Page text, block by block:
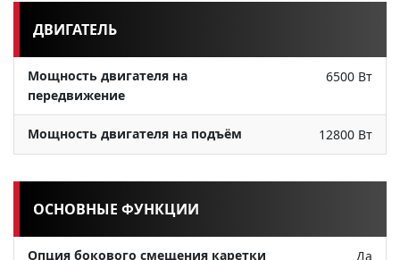
ДВИГАТЕЛЬ
Мощность двигателя на
передвижение
6500 Вт
Мощность двигателя на подъём 12800 Вт
ОСНОВНЫЕ ФУНКЦИИ
Опция бокового смещения каретки
Да